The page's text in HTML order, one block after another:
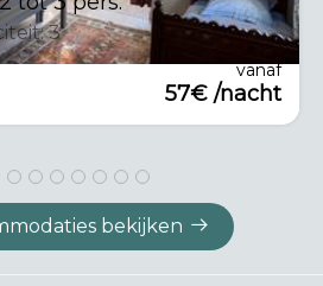
3
vanaf
57€ /nacht
bekijken